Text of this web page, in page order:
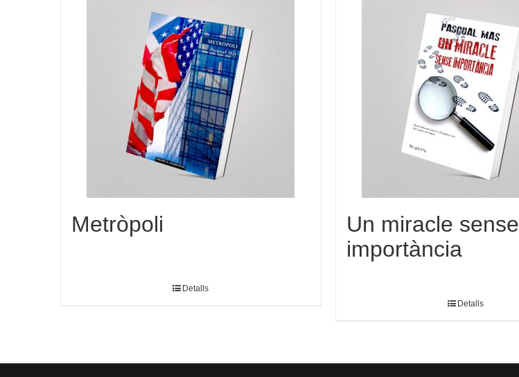
Metròpoli
Detalls
Un miracle sense
importància
Detalls